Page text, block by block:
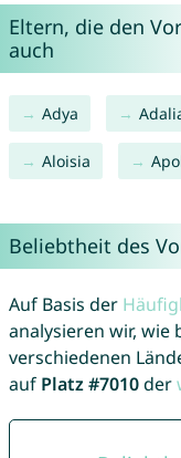
Eltern, die den
auch
Adya
Aloisia
Beliebtheit des
Auf Basis der
analysieren wir, wie
verschiedenen
auf Platz #7010der